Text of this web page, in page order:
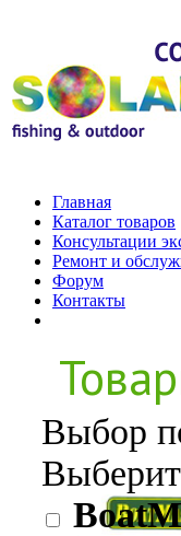
Главная
Каталог товаров
Консультации
Ремонт и
Форум
Контакты
Выбор